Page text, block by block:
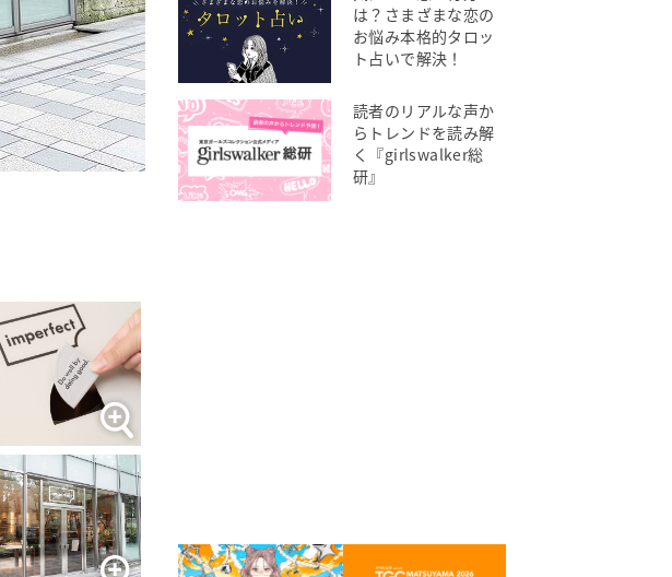
は？さまざまな恋の
お悩み本格的タロッ
ト占いで解決！
読者のリアルな声か
らトレンドを読み解
く『girlswalker総
研』